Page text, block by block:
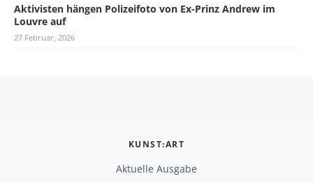
Aktivisten hängen Polizeifoto von Ex-Prinz Andrew im
Louvre auf
27 Februar, 2026
KUNST:ART
Aktuelle Ausgabe